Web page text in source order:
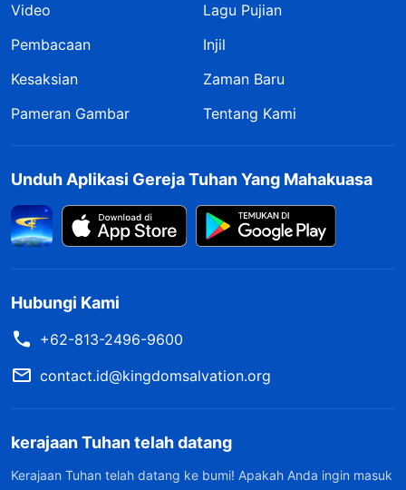
Video
Lagu Pujian
Pembacaan
Injil
Kesaksian
Zaman Baru
Pameran Gambar
Tentang Kami
Unduh Aplikasi Gereja Tuhan Yang Mahakuasa
Hubungi Kami
+62-813-2496-9600
contact.id@kingdomsalvation.org
kerajaan Tuhan telah datang
Kerajaan Tuhan telah datang ke bumi! Apakah Anda ingin masuk